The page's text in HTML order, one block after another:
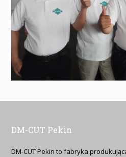
DM-CUT Pekin
DM-CUT Pekin to fabryka